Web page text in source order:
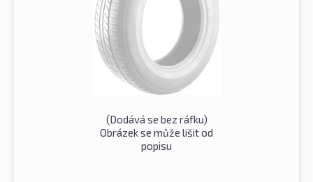
(Dodává se bez ráfku)
Obrázek se může lišit od
popisu